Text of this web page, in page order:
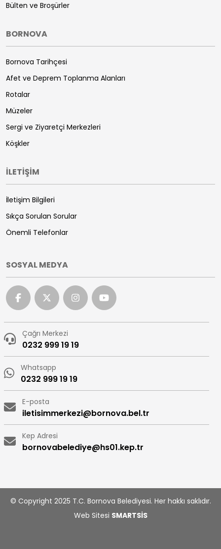
Bülten ve Broşürler
BORNOVA
Bornova Tarihçesi
Afet ve Deprem Toplanma Alanları
Rotalar
Müzeler
Sergi ve Ziyaretçi Merkezleri
Köşkler
İLETİŞİM
İletişim Bilgileri
Sıkça Sorulan Sorular
Önemli Telefonlar
SOSYAL MEDYA
Çağrı Merkezi
0232 999 19 19
Whatsapp
0232 999 19 19
E-posta
iletisimmerkezi@bornova.bel.tr
Kep Adresi
bornovabelediye@hs01.kep.tr
© Copyright 2025 T.C. Bornova Belediyesi. Her hakkı saklıdır.
Web Sitesi SMARTSİS